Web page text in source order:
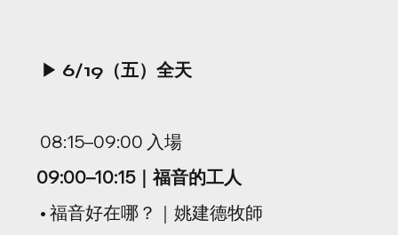
▶ 6/19（五）全天
08:15–09:00 入場
09:00–10:15｜福音的工人
• 福音好在哪？｜姚建德牧師